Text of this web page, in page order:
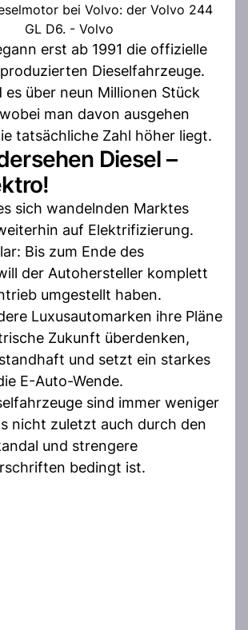
bei Volvo: der Volvo 244
GL D6. - Volvo
erst ab 1991 die offizielle
Dieselfahrzeuge.
es über neun Millionen Stück
man davon ausgehen
tatsächliche Zahl höher liegt.
Diesel –
sich wandelnden Marktes
auf Elektrifizierung.
Bis zum Ende des
der Autohersteller komplett
umgestellt haben.
Luxusautomarken ihre Pläne
Zukunft überdenken,
und setzt ein starkes
E-Auto-Wende.
sind immer weniger
nicht zuletzt auch durch den
und strengere
bedingt ist.